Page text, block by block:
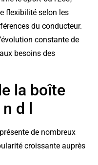
flexibilité selon les
du conducteur.
constante de
besoins des
la boîte
d l
de nombreux
croissante auprès